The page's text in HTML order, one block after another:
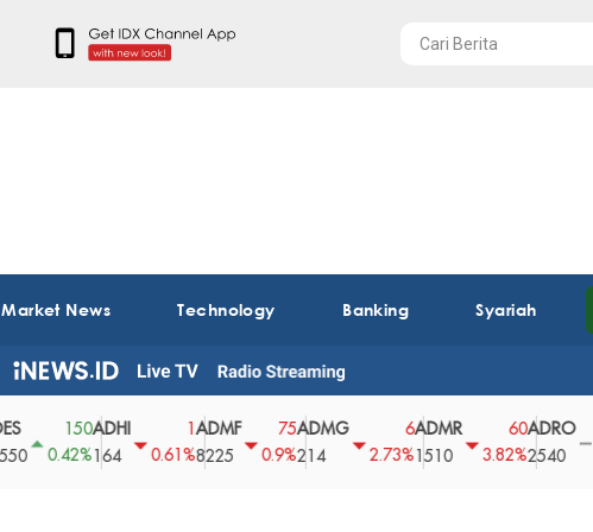
Market News Technology Banking Syariah
0.42%
ADHI
164
0.61%
ADMF
8225
75
0.9%
ADMG
214
2.73%
ADMR
1510
3.82%
ADRO
2540
0
0%